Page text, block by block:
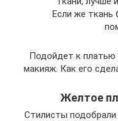
Если же ткань
Подойдет к платью
макияж. Как его
Желтое
Стилисты